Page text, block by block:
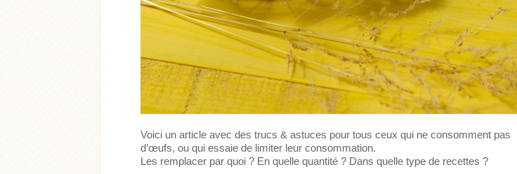
Voici un article avec des trucs & astuces pour tous ceux qui ne consomment pas
d’œufs, ou qui essaie de limiter leur consommation.
Les remplacer par quoi ? En quelle quantité ? Dans quelle type de recettes ?